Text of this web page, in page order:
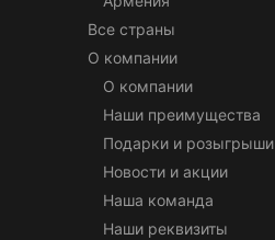
Все страны
О компании
О компании
Наши преимущества
Подарки и розыгрыши
Новости и акции
Наша команда
Наши реквизиты